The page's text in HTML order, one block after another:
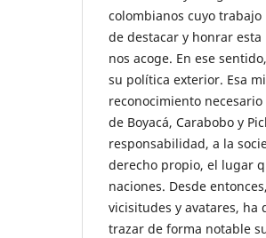
colombianos cuyo
de destacar y honrar esta
nos acoge. En ese
su política exterior. Esa
reconocimiento
de Boyacá, Carabobo y
responsabilidad, a la
derecho propio, el lugar
naciones. Desde
vicisitudes y avatares,
trazar de forma notable